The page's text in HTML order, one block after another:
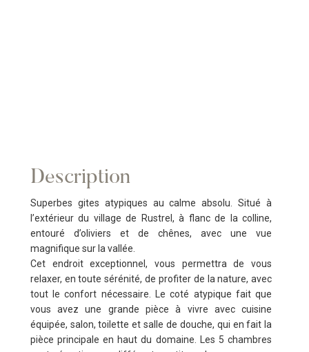
Description
Superbes gites atypiques au calme absolu. Situé à
l’extérieur du village de Rustrel, à flanc de la colline,
entouré d’oliviers et de chênes, avec une vue
magnifique sur la vallée.
Cet endroit exceptionnel, vous permettra de vous
relaxer, en toute sérénité, de profiter de la nature, avec
tout le confort nécessaire. Le coté atypique fait que
vous avez une grande pièce à vivre avec cuisine
équipée, salon, toilette et salle de douche, qui en fait la
pièce principale en haut du domaine. Les 5 chambres